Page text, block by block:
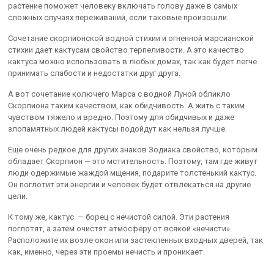
растение поможет человеку включать голову даже в самых
сложных случаях переживаний, если таковые произошли.
Сочетание скорпионской водной стихии и огненной марсианской
стихии дает кактусам свойство терпеливости. А это качество
кактуса можно использовать в любых домах, так как будет легче
принимать слабости и недостатки друг друга.
А вот сочетание колючего Марса с водной Луной обликло
Скорпиона таким качеством, как обидчивость. А жить с таким
чувством тяжело и вредно. Поэтому для обидчивых и даже
злопамятных людей кактусы подойдут как нельзя лучше.
Еще очень редкое для других знаков Зодиака свойство, которым
обладает Скорпион — это мстительность. Поэтому, там где живут
люди одержимые жаждой мщения, подарите толстенький кактус.
Он поглотит эти энергии и человек будет отвлекаться на другие
цели.
К тому же, кактус — борец с нечистой силой. Эти растения
поглотят, а затем очистят атмосферу от всякой «нечисти».
Расположите их возле окон или застекленных входных дверей, так
как, именно, через эти проемы нечисть и проникает.